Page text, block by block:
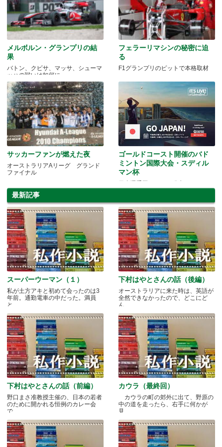
メルボルン・グランプリの結
果
バトン、クビサ、マッサ、シューマ
ッハの戦いは如何に
フェラーリマシンの秘密に迫
る
F1グランプリのピットで本格取材
サッカーファンが燃えた夜
オーストラリアAリーグ グランド
ファイナル
ゴールドコースト開催のバド
ミントン国際大会・スディル
マン杯
最新記事
スーパーウーマン（１）
私が土方アキと初めて会ったのは3
年前。通勤電車の中だった。満員
と.....
下村はやとさんの話（後編）
オーストラリアに来た時は、英語が
全然できなかったので、どこにど
ん.....
下村はやとさんの話（前編）
野口まさ准教授主催の、日本の若者
のために開かれる恒例のカレー会
で.....
カウラ（最終回）
カウラの町の郊外に出て、野原の
中の道を走ったら、右手に何かが
見.....